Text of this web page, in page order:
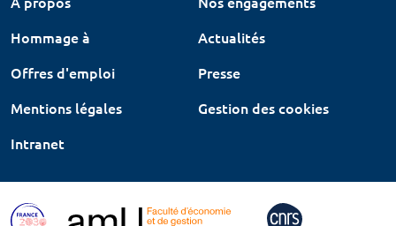
Hommage à
Actualités
Offres d'emploi
Presse
Mentions légales
Gestion des cookies
Intranet